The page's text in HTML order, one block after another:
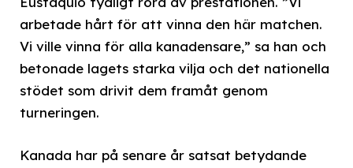
arbetade hårt för att vinna den här matchen.
Vi ville vinna för alla kanadensare,” sa han och
betonade lagets starka vilja och det nationella
stödet som drivit dem framåt genom
turneringen.
Kanada har på senare år satsat betydande